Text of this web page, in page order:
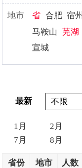
地市 省 合肥 宿州
马鞍山
芜湖
宣城
最新
1月 2月
7月
8月
省份 地市 人数